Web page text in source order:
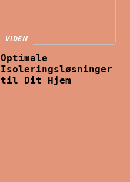
VIDEN
Optimale
Isoleringsløsninger
til Dit Hjem